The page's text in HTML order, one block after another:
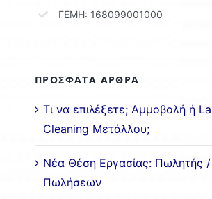
ΓΕΜΗ: 168099001000
ΠΡΟΣΦΑΤΑ ΑΡΘΡΑ
Τι να επιλέξετε; Αμμοβολή ή
Cleaning Μετάλλου;
Νέα Θέση Εργασίας: Πωλητής /
Πωλήσεων